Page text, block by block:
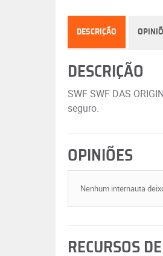
DESCRIÇÃO
DESCRIÇÃO
SWF SWF DAS
seguro.
OPINIÕES
Nenhum internauta
RECURSOS